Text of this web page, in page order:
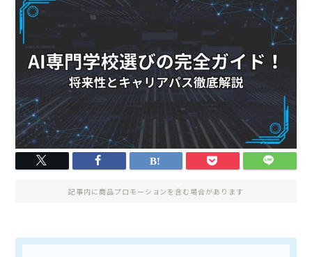
記事内に商品プロモーションを含む場合があります